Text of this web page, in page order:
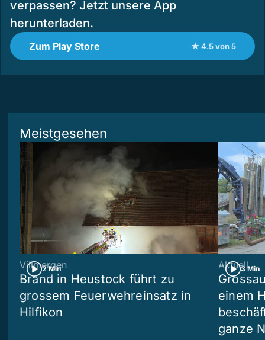
verpassen? Jetzt unsere App
herunterladen.
Zum Play Store ★ 4.5 von 5
Meistgesehen
2 Min
Villmergen
Brand in Heustock führt zu
grossem Feuerwehreinsatz in
Hilfikon
3 Min
Aktuell
einem
ganze